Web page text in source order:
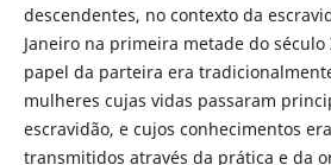
descendentes, no contexto da
Janeiro na primeira metade do século
papel da parteira era
mulheres cujas vidas passaram
escravidão, e cujos conhecimentos
transmitidos através da prática e da